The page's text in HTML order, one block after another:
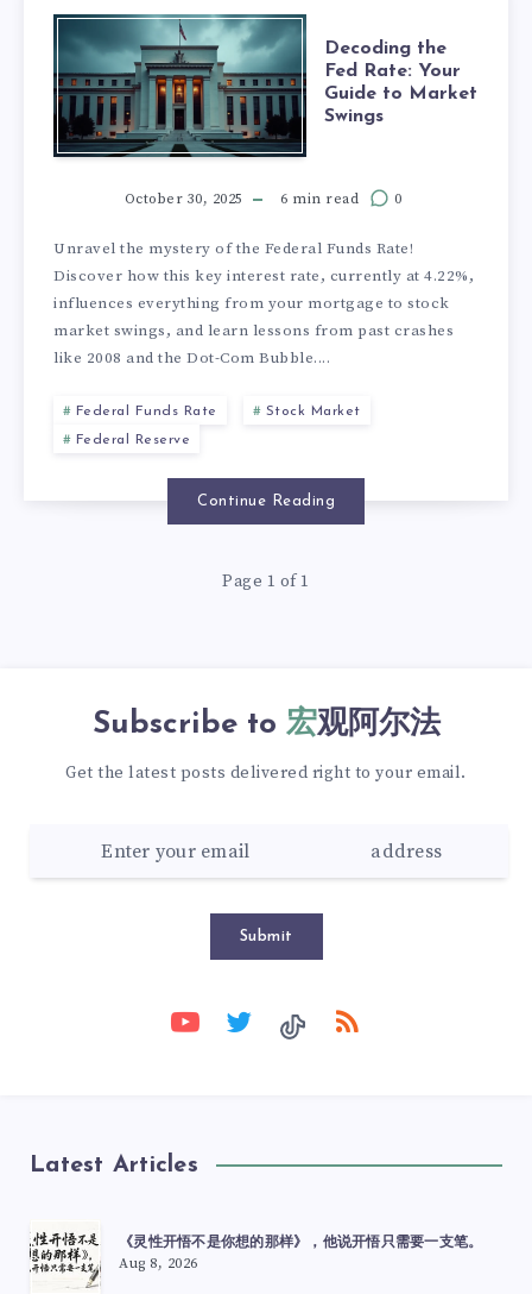
Decoding the
Fed Rate: Your
Guide to Market
Swings
October 30, 2025 6 min read 0
Unravel the mystery of the Federal Funds Rate!
Discover how this key interest rate, currently at 4.22%,
influences everything from your mortgage to stock
market swings, and learn lessons from past crashes
like 2008 and the Dot-Com Bubble....
Federal Funds Rate
Stock Market
Federal Reserve
Continue Reading
Page 1 of 1
Subscribe to 宏观阿尔法
Get the latest posts delivered right to your email.
Submit
Latest Articles
《灵性开悟不是你想的那样》，他说开悟只需要一支笔。
Aug 8, 2026